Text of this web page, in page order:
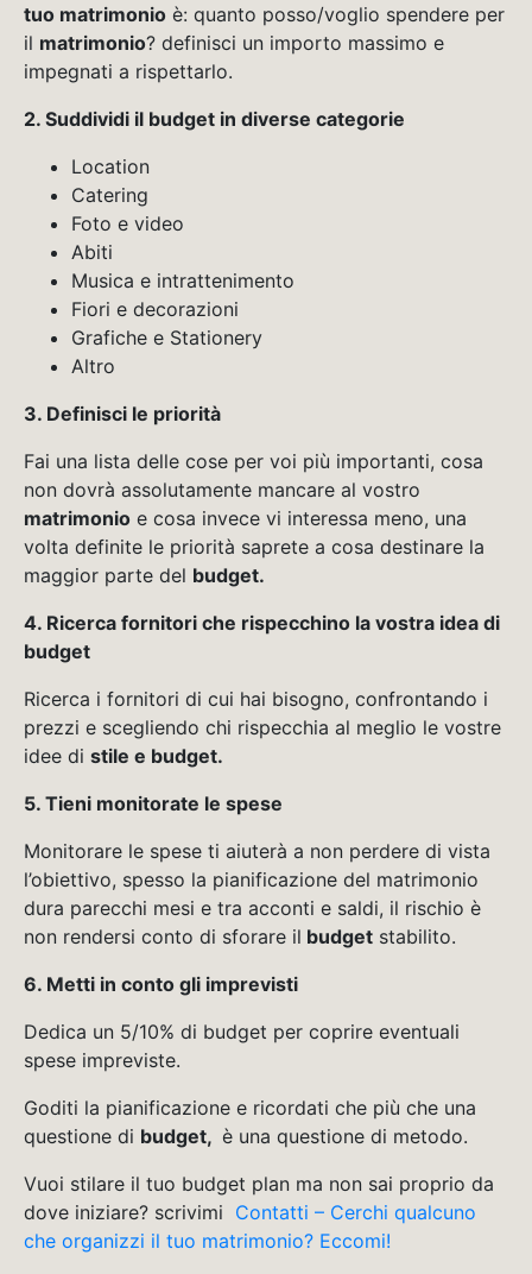
tuo matrimonio è: quanto posso/voglio spendere per
il matrimonio? definisci un importo massimo e
impegnati a rispettarlo.
2. Suddividi il budget in diverse categorie
Location
Catering
Foto e video
Abiti
Musica e intrattenimento
Fiori e decorazioni
Grafiche e Stationery
Altro
3. Definisci le priorità
Fai una lista delle cose per voi più importanti, cosa
non dovrà assolutamente mancare al vostro
matrimonio e cosa invece vi interessa meno, una
volta definite le priorità saprete a cosa destinare la
maggior parte del budget.
4. Ricerca fornitori che rispecchino la vostra idea di
budget
Ricerca i fornitori di cui hai bisogno, confrontando i
prezzi e scegliendo chi rispecchia al meglio le vostre
idee di stile e budget.
5. Tieni monitorate le spese
Monitorare le spese ti aiuterà a non perdere di vista
l’obiettivo, spesso la pianificazione del matrimonio
dura parecchi mesi e tra acconti e saldi, il rischio è
non rendersi conto di sforare il budget stabilito.
6. Metti in conto gli imprevisti
Dedica un 5/10% di budget per coprire eventuali
spese impreviste.
Goditi la pianificazione e ricordati che più che una
questione di budget, è una questione di metodo.
Vuoi stilare il tuo budget plan ma non sai proprio da
dove iniziare? scrivimi Contatti – Cerchi qualcuno
che organizzi il tuo matrimonio? Eccomi!